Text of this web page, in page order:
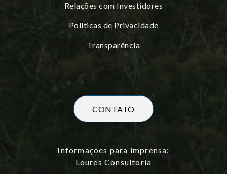
Relações com Investidores
Políticas de Privacidade
Transparência
CONTATO
Informações para imprensa:
Loures Consultoria